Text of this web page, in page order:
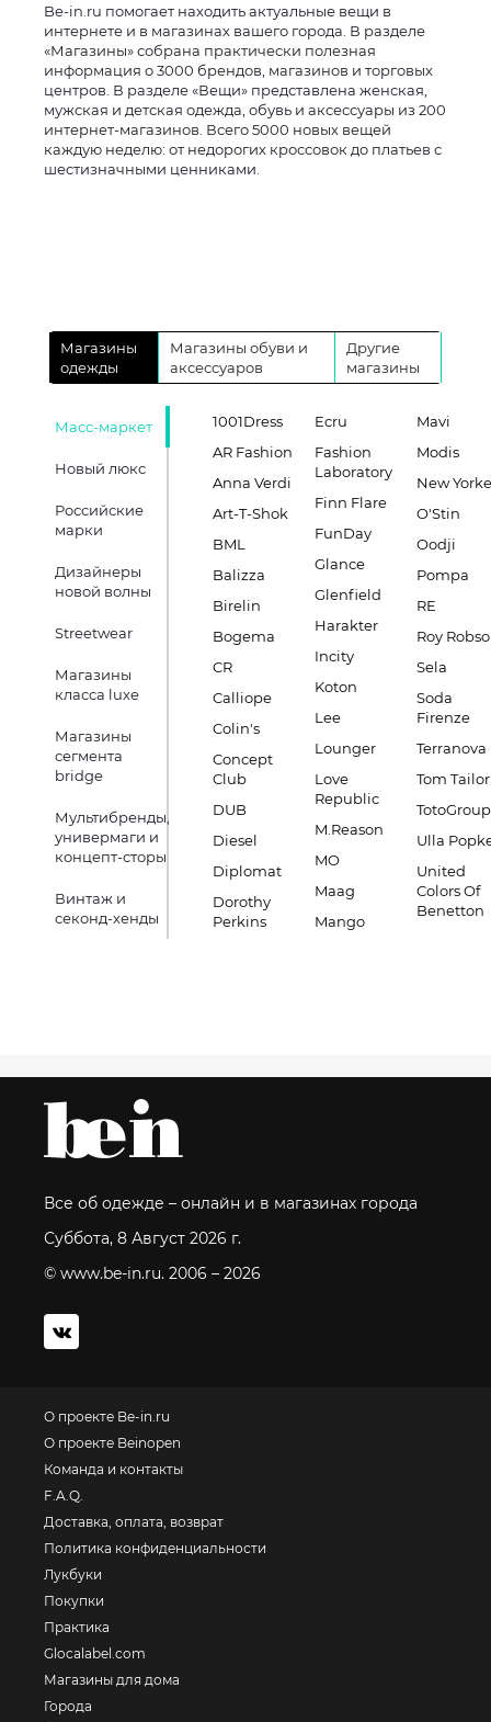
Be-in.ru помогает находить актуальные вещи в
интернете и в магазинах вашего города. В разделе
«Магазины» собрана практически полезная
информация о 3000 брендов, магазинов и торговых
центров. В разделе «Вещи» представлена женская,
мужская и детская одежда, обувь и аксессуары из 200
интернет-магазинов. Всего 5000 новых вещей
каждую неделю: от недорогих кроссовок до платьев с
шестизначными ценниками.
Магазины
одежды
Магазины обуви и
аксессуаров
Другие
магазины
Масс-маркет
Новый люкс
Российские
марки
Дизайнеры
новой волны
Streetwear
Магазины
класса luxe
Магазины
сегмента
bridge
Мультибренды,
универмаги и
концепт-сторы
Винтаж и
секонд-хенды
1001Dress
AR Fashion
Anna Verdi
Art-T-Shok
BML
Balizza
Birelin
Bogema
CR
Calliope
Colin's
Concept
Club
DUB
Diesel
Diplomat
Dorothy
Perkins
Ecru
Fashion
Laboratory
Finn Flare
FunDay
Glance
Glenfield
Harakter
Incity
Koton
Lee
Lounger
Love
Republic
M.Reason
MO
Maag
Mango
Mavi
Modis
New
O'Stin
Oodji
Pompa
RE
Roy
Sela
Soda
Firenze
Terranova
Tom Tailor
TotoGroup
Ulla
United
Colors Of
Benetton
Все об одежде – онлайн и в магазинах города
Суббота, 8 Август 2026 г.
© www.be-in.ru. 2006 – 2026
О проекте Be-in.ru
О проекте Beinopen
Команда и контакты
F.A.Q.
Доставка, оплата, возврат
Политика конфиденциальности
Лукбуки
Покупки
Практика
Glocalabel.com
Магазины для дома
Города